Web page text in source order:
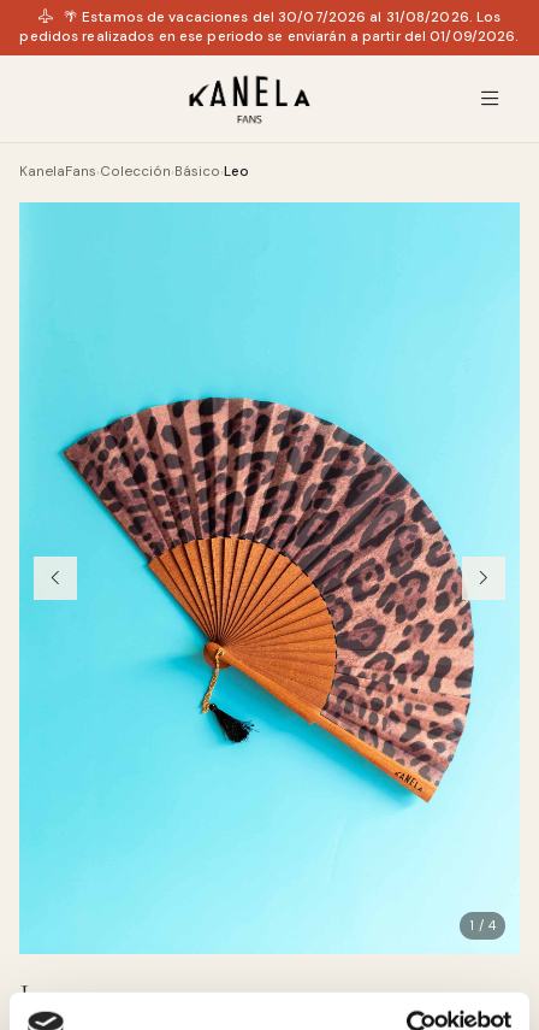
🌴 Estamos de vacaciones del 30/07/2026 al 31/08/2026. Los
pedidos realizados en ese periodo se enviarán a partir del 01/09/2026.
KanelaFans›Colección›Básico›Leo
1 / 4
Leo